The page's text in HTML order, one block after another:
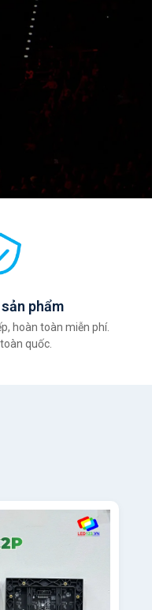
phẩm
hoàn toàn miễn phí.
quốc.